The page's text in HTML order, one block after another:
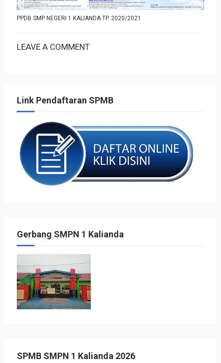
PPDB SMP NEGERI 1 KALIANDA TP. 2020/2021
LEAVE A COMMENT
Link Pendaftaran SPMB
Gerbang SMPN 1 Kalianda
SPMB SMPN 1 Kalianda 2026